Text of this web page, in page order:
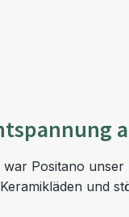
Positano
und